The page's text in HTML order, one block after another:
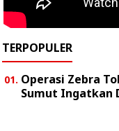
TERPOPULER
Operasi Zebra
Sumut Ingatkan